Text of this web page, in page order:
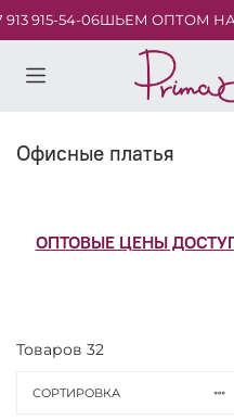
ОПТОМ НА ЗАКАЗ +7 913
Офисные платья
Товаров 32
СОРТИРОВКА
ОПТОВЫЕ ЦЕНЫ